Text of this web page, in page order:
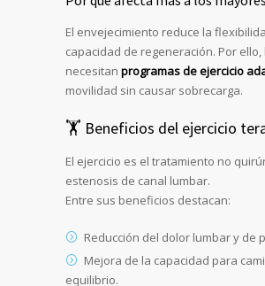
El envejecimiento reduce la
capacidad de regeneración. Por
necesitan programas de ejercicio
movilidad sin causar sobrecarga.
🏋️ Beneficios del ejercicio
El ejercicio es el tratamiento no
estenosis de canal lumbar.
Entre sus beneficios destacan:
Reducción del dolor lumbar y de
Mejora de la capacidad para
equilibrio.